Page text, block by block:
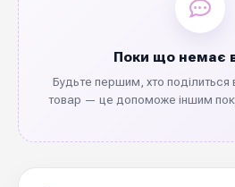
Поки що немає
Будьте першим, хто
товар — це допоможе іншим